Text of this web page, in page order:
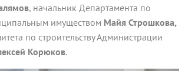
, начальник Департамента по
имуществом Майя Строшкова,
по строительству Администрации
Корюков.